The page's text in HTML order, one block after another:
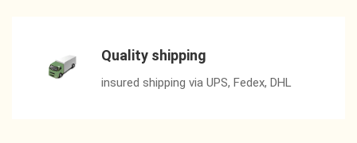
Quality shipping
insured shipping via UPS, Fedex, DHL